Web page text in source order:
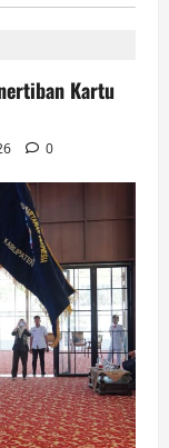
Kartu
0